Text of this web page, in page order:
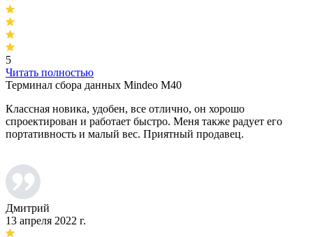
5
Читать полностью
Терминал сбора данных Mindeo M40
Классная новика, удобен, все отлично, он хорошо
спроектирован и работает быстро. Меня также радует его
портативность и малый вес. Приятный продавец.
Дмитрий
13 апреля 2022 г.